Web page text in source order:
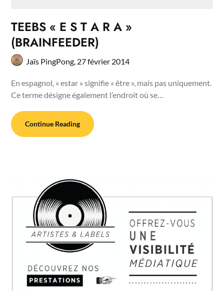
TEEBS « E S T A R A »
(BRAINFEEDER)
Jaïs PingPong, 27 février 2014
En espagnol, « estar » signifie « être », mais pas uniquement.
Ce terme désigne également l’endroit où se…
Continue Reading